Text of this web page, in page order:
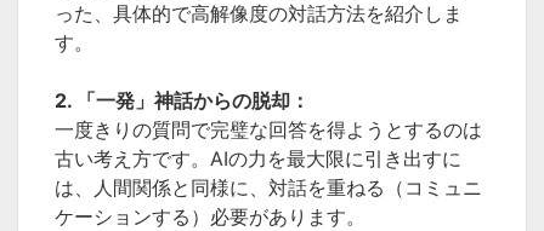
った、具体的で高解像度の対話方法を紹介しま
す。
2. 「一発」神話からの脱却：
一度きりの質問で完璧な回答を得ようとするのは
古い考え方です。AIの力を最大限に引き出すに
は、人間関係と同様に、対話を重ねる（コミュニ
ケーションする）必要があります。